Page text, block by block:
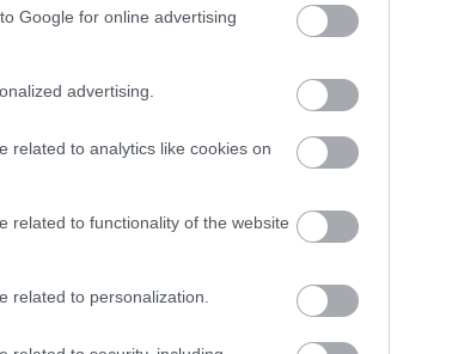
Google for online advertising
advertising.
related to analytics like cookies on
related to functionality of the website
related to personalization.
Ιωάννη του Ρώσσο
Τι απαγορεύεται
Δείτε τι έκανε
07.08.2026 | 20:00